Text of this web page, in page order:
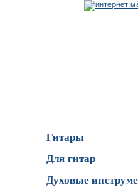
Гитары
Для гитар
Духовые